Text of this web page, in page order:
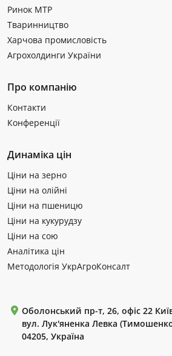
Ринок МТР
Тваринництво
Харчова промисловість
Агрохолдинги України
Про компанію
Контакти
Конференції
Динаміка цін
Ціни на зерно
Ціни на олійні
Ціни на пшеницю
Ціни на кукурудзу
Ціни на сою
Аналітика цін
Методологія УкрАгроКонсалт
Оболонський пр-т, 26, офіс 22
вул. Лук'яненка Левка
04205, Україна